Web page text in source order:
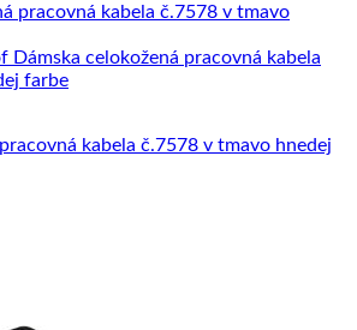
kabela č.7578 v tmavo hnedej